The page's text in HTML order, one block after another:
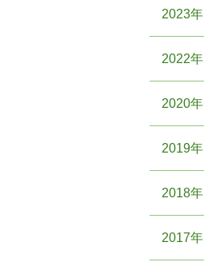
2023年
2022年
2020年
2019年
2018年
2017年